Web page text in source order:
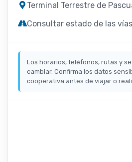
Terminal Terrestre de
Consultar estado de las vías
Los horarios, teléfonos, rutas y
cambiar. Confirma los datos
cooperativa antes de viajar o